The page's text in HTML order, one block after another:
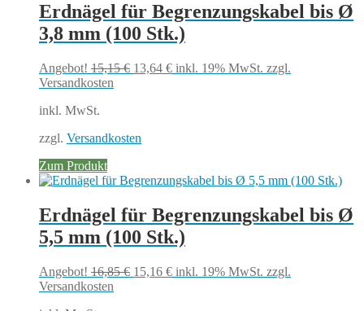
Erdnägel für Begrenzungskabel bis Ø
3,8 mm (100 Stk.)
Angebot! 15,15€ Ursprünglicher
13,64 €Aktueller
inkl. 19% MwSt. zzgl.
Versandkosten
inkl. MwSt.
zzgl. Versandkosten
Zum Produkt
Erdnägel für Begrenzungskabel bis Ø
5,5 mm (100 Stk.)
Angebot! 16,85€ Ursprünglicher
15,16 €Aktueller
inkl. 19% MwSt. zzgl.
Versandkosten